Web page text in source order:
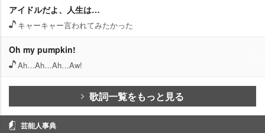
アイドルだよ、人生は…
キャーキャー言われてみたかった
Oh my pumpkin!
Ah…Ah…Ah…Aw!
歌詞一覧をもっと見る
芸能人事典